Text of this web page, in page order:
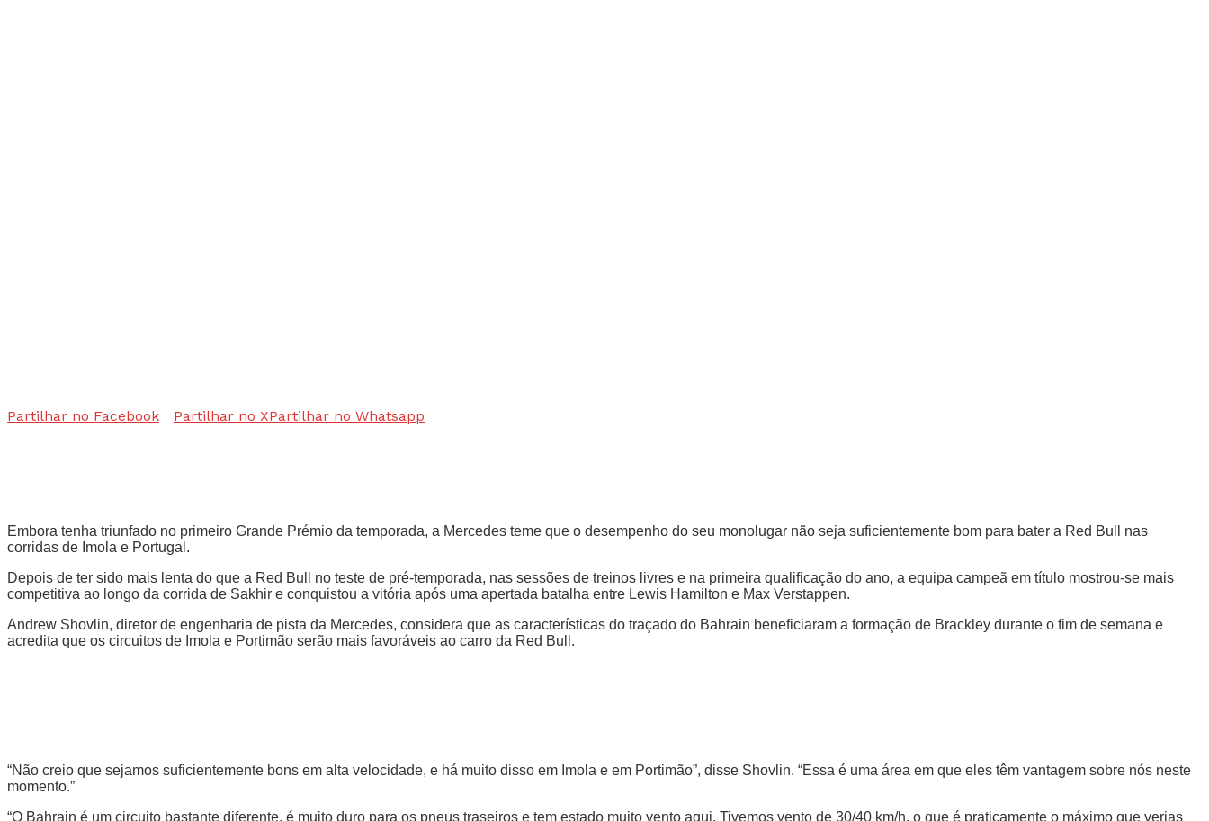
Partilhar no Facebook Partilhar no XPartilhar no Whatsapp
Embora tenha triunfado no primeiro Grande Prémio da temporada, a Mercedes teme que o desempenho do seu monolugar não seja suficientemente bom para bater a Red Bull nas
corridas de Imola e Portugal.
Depois de ter sido mais lenta do que a Red Bull no teste de pré-temporada, nas sessões de treinos livres e na primeira qualificação do ano, a equipa campeã em título mostrou-se mais
competitiva ao longo da corrida de Sakhir e conquistou a vitória após uma apertada batalha entre Lewis Hamilton e Max Verstappen.
Andrew Shovlin, diretor de engenharia de pista da Mercedes, considera que as características do traçado do Bahrain beneficiaram a formação de Brackley durante o fim de semana e
acredita que os circuitos de Imola e Portimão serão mais favoráveis ao carro da Red Bull.
“Não creio que sejamos suficientemente bons em alta velocidade, e há muito disso em Imola e em Portimão”, disse Shovlin. “Essa é uma área em que eles têm vantagem sobre nós neste
momento.”
“O Bahrain é um circuito bastante diferente, é muito duro para os pneus traseiros e tem estado muito vento aqui. Tivemos vento de 30/40 km/h, o que é praticamente o máximo que verias